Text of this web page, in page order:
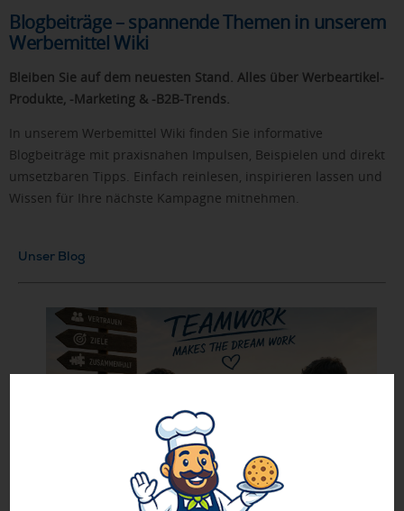
Blogbeiträge – spannende Themen in unserem
Werbemittel Wiki
Bleiben Sie auf dem neuesten Stand. Alles über Werbeartikel-
Produkte, -Marketing & -B2B-Trends.
In unserem Werbemittel Wiki finden Sie informative
Blogbeiträge mit praxisnahen Impulsen, Beispielen und direkt
umsetzbaren Tipps. Einfach reinlesen, inspirieren lassen und
Wissen für Ihre nächste Kampagne mitnehmen.
Unser Blog
Teambuilding-Spiele für gemeinsame Teamerfolge